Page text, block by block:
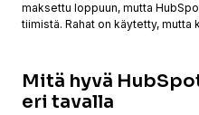
maksettu loppuun, mutta
tiimistä. Rahat on käytetty, mutta
Mitä hyvä
eri tavalla